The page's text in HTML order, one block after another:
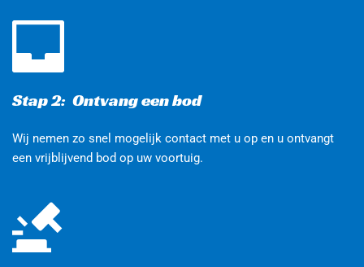
Stap 2:  Ontvang een bod
Wij nemen zo snel mogelijk contact met u op en u ontvangt
een vrijblijvend bod op uw voortuig.